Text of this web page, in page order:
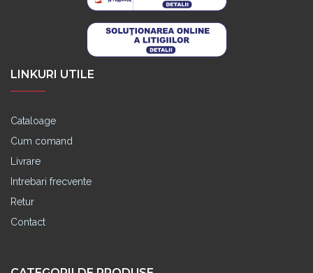
LINKURI UTILE
Cataloage
Cum comand
Livrare
Intrebari frecvente
Retur
Contact